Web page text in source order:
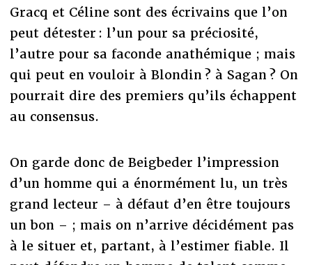
Gracq et Céline sont des écrivains que l’on
peut détester : l’un pour sa préciosité,
l’autre pour sa faconde anathémique ; mais
qui peut en vouloir à Blondin ? à Sagan ? On
pourrait dire des premiers qu’ils échappent
au consensus.
On garde donc de Beigbeder l’impression
d’un homme qui a énormément lu, un très
grand lecteur – à défaut d’en être toujours
un bon – ; mais on n’arrive décidément pas
à le situer et, partant, à l’estimer fiable. Il